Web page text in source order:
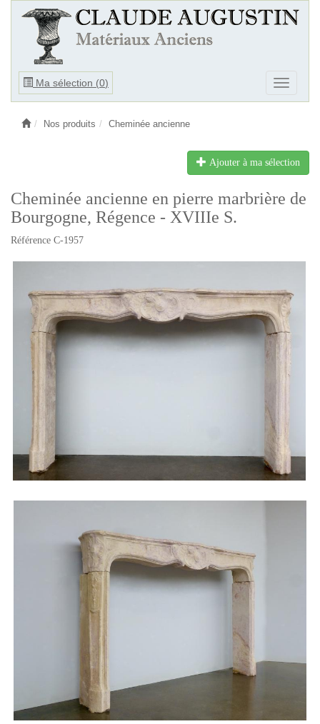
Ma sélection (0)
Ouvrir
Ouvrir
le
Nos produits Cheminée ancienne
Ajouter à ma sélection
Cheminée ancienne en pierre marbrière de
Bourgogne, Régence - XVIIIe S.
Référence C-1957